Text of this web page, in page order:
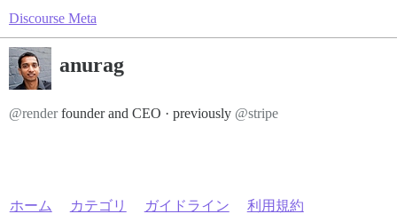
Discourse Meta
anurag
@renderfounder and CEO · previously @stripe
ホーム カテゴリ ガイドライン 利用規約